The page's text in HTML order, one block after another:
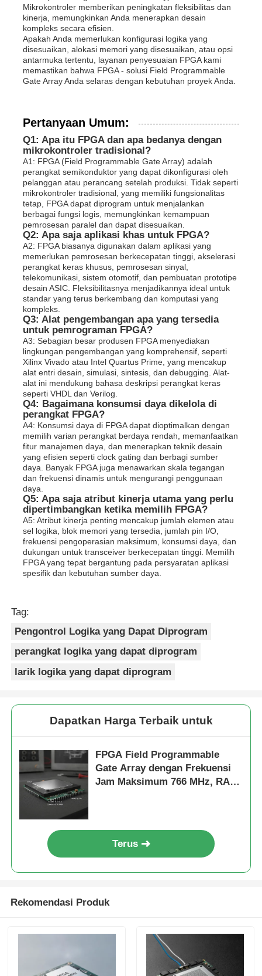
Mikrokontroler memberikan peningkatan fleksibilitas dan
kinerja, memungkinkan Anda menerapkan desain
kompleks secara efisien.
Apakah Anda memerlukan konfigurasi logika yang
disesuaikan, alokasi memori yang disesuaikan, atau opsi
antarmuka tertentu, layanan penyesuaian FPGA kami
memastikan bahwa FPGA - solusi Field Programmable
Gate Array Anda selaras dengan kebutuhan proyek Anda.
Pertanyaan Umum:
Q1: Apa itu FPGA dan apa bedanya dengan
mikrokontroler tradisional?
A1: FPGA (Field Programmable Gate Array) adalah
perangkat semikonduktor yang dapat dikonfigurasi oleh
pelanggan atau perancang setelah produksi. Tidak seperti
mikrokontroler tradisional, yang memiliki fungsionalitas
tetap, FPGA dapat diprogram untuk menjalankan
berbagai fungsi logis, memungkinkan kemampuan
pemrosesan paralel dan dapat disesuaikan.
Q2: Apa saja aplikasi khas untuk FPGA?
A2: FPGA biasanya digunakan dalam aplikasi yang
memerlukan pemrosesan berkecepatan tinggi, akselerasi
perangkat keras khusus, pemrosesan sinyal,
telekomunikasi, sistem otomotif, dan pembuatan prototipe
desain ASIC. Fleksibilitasnya menjadikannya ideal untuk
standar yang terus berkembang dan komputasi yang
kompleks.
Q3: Alat pengembangan apa yang tersedia
untuk pemrograman FPGA?
A3: Sebagian besar produsen FPGA menyediakan
lingkungan pengembangan yang komprehensif, seperti
Xilinx Vivado atau Intel Quartus Prime, yang mencakup
alat entri desain, simulasi, sintesis, dan debugging. Alat-
alat ini mendukung bahasa deskripsi perangkat keras
seperti VHDL dan Verilog.
Q4: Bagaimana konsumsi daya dikelola di
perangkat FPGA?
A4: Konsumsi daya di FPGA dapat dioptimalkan dengan
memilih varian perangkat berdaya rendah, memanfaatkan
fitur manajemen daya, dan menerapkan teknik desain
yang efisien seperti clock gating dan berbagi sumber
daya. Banyak FPGA juga menawarkan skala tegangan
dan frekuensi dinamis untuk mengurangi penggunaan
daya.
Q5: Apa saja atribut kinerja utama yang perlu
dipertimbangkan ketika memilih FPGA?
A5: Atribut kinerja penting mencakup jumlah elemen atau
sel logika, blok memori yang tersedia, jumlah pin I/O,
frekuensi pengoperasian maksimum, konsumsi daya, dan
dukungan untuk transceiver berkecepatan tinggi. Memilih
FPGA yang tepat bergantung pada persyaratan aplikasi
spesifik dan kebutuhan sumber daya.
Tag:
Pengontrol Logika yang Dapat Diprogram
perangkat logika yang dapat diprogram
larik logika yang dapat diprogram
Dapatkan Harga Terbaik untuk
FPGA Field Programmable
Gate Array dengan Frekuensi
Jam Maksimum 766 MHz, RAM
Terus
Rekomendasi Produk